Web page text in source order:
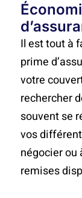
Il est tout à
prime
votre
rechercher
souvent se
vos
négocier ou
remises